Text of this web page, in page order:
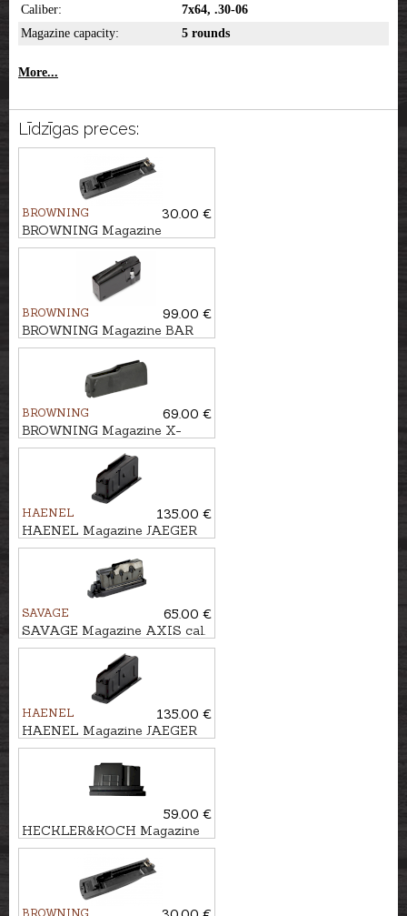
Caliber:
7x64, .30-06
Magazine capacity:
5 rounds
More...
Līdzīgas preces:
BROWNING
30.00 €
BROWNING Magazine
floorplate BAR/ BAR3/ SH
TR/ STD cal. .308Win.
BROWNING
99.00 €
BROWNING Magazine BAR
ST, BAR MK3, SXR, cal.
.308Win., 2 rounds
BROWNING
69.00 €
BROWNING Magazine X-
BOLT cal. 6,5 CM, 4 rounds
HAENEL
135.00 €
HAENEL Magazine JAEGER
10PRO cal. .308Win., 3 rounds
SAVAGE
65.00 €
SAVAGE Magazine AXIS cal.
.30-06, 4 rounds
HAENEL
135.00 €
HAENEL Magazine JAEGER
10PRO kal. .30-06, 3 rounds
59.00 €
HECKLER&KOCH Magazine
SLB 2000+ kal. .223Rem., 6
BROWNING